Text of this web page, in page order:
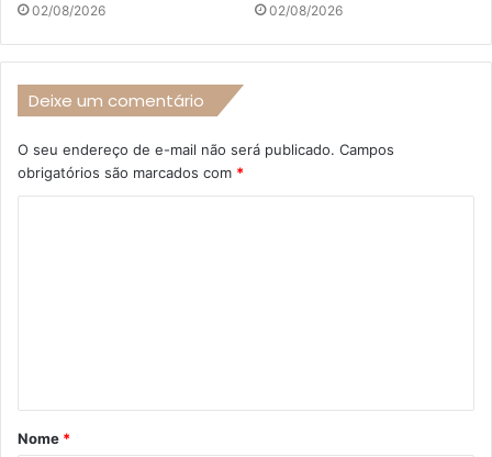
02/08/2026 02/08/2026
Deixe um comentário
O seu endereço de e-mail não será publicado. Campos
obrigatórios são marcados com *
á
r
Nome *